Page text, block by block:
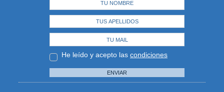
He leído y acepto las condiciones
ENVIAR